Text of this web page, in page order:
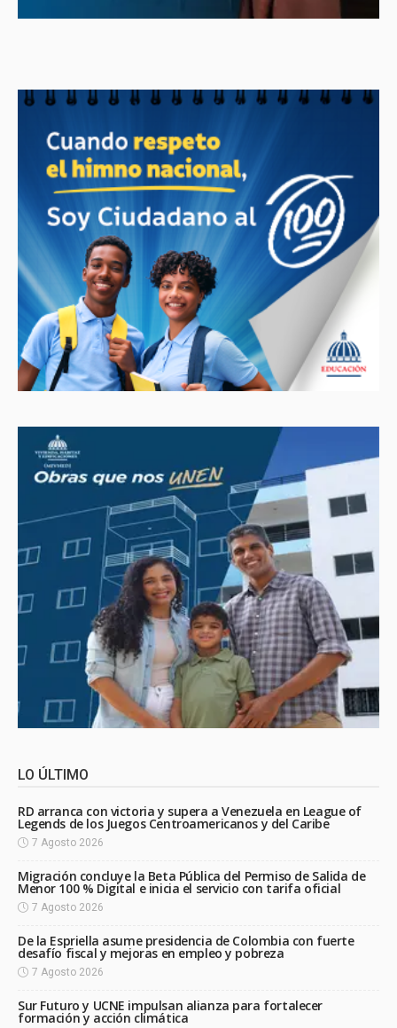
LO ÚLTIMO
RD arranca con victoria y supera a Venezuela en League of
Legends de los Juegos Centroamericanos y del Caribe
7 Agosto 2026
Migración concluye la Beta Pública del Permiso de Salida de
Menor 100 % Digital e inicia el servicio con tarifa oficial
7 Agosto 2026
De la Espriella asume presidencia de Colombia con fuerte
desafío fiscal y mejoras en empleo y pobreza
7 Agosto 2026
Sur Futuro y UCNE impulsan alianza para fortalecer
formación y acción climática